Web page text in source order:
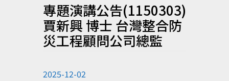
專題演講公告(1150303)
賈新興 博士 台灣整合防
災工程顧問公司總監
2025-12-02